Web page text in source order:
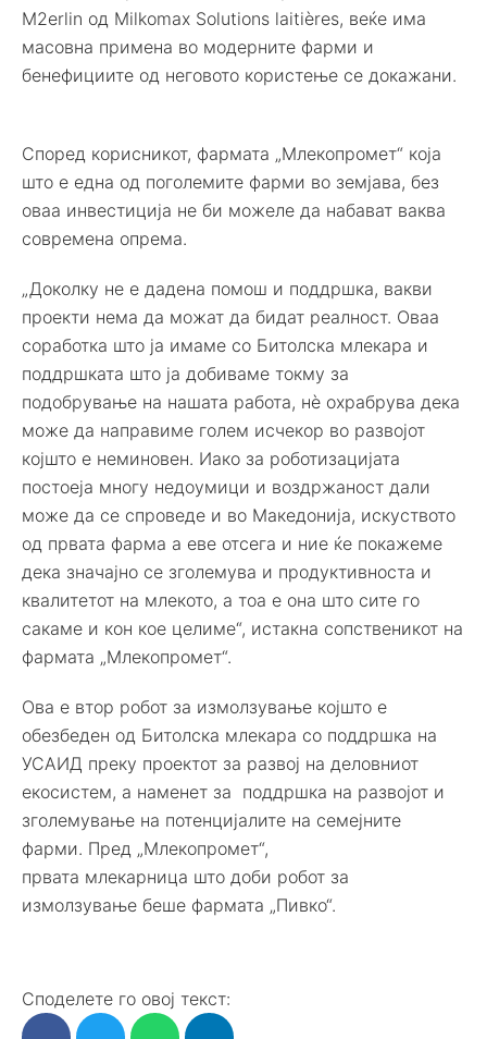
M2erlin од Milkomax Solutions laitières, веќе има
масовна примена во модерните фарми и
бенефициите од неговото користење се докажани.
Според корисникот, фармата „Млекопромет“ која
што е една од поголемите фарми во земјава, без
оваа инвестиција не би можеле да набават ваква
современа опрема.
„Доколку не е дадена помош и поддршка, вакви
проекти нема да можат да бидат реалност. Оваа
соработка што ја имаме со Битолска млекара и
поддршката што ја добиваме токму за
подобрување на нашата работа, нè охрабрува дека
може да направиме голем исчекор во развојот
којшто е неминовен. Иако за роботизацијата
постоеја многу недоумици и воздржаност дали
може да се спроведе и во Македонија, искуството
од првата фарма а еве отсега и ние ќе покажеме
дека значајно се зголемува и продуктивноста и
квалитетот на млекото, а тоа е она што сите го
сакаме и кон кое целиме“, истакна сопственикот на
фармата „Млекопромет“.
Ова е втор робот за измолзување којшто е
обезбеден од Битолска млекара со поддршка на
УСАИД преку проектот за развој на деловниот
екосистем, а наменет за поддршка на развојот и
зголемување на потенцијалите на семејните
фарми. Пред „Млекопромет“,
првата млекарница што доби робот за
измолзување беше фармата „Пивко“.
Споделете го овој текст: